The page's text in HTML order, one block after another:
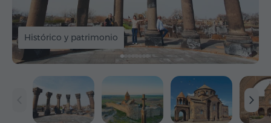
Histórico y patrimonio